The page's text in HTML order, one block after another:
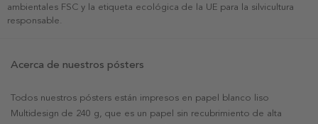
ambientales FSC y la etiqueta ecológica de la UE para la silvicultura
responsable.
Acerca de nuestros pósters
Todos nuestros pósters están impresos en papel blanco liso
Multidesign de 240 g, que es un papel sin recubrimiento de alta